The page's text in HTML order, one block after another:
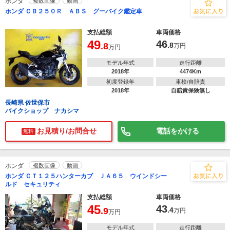
ホンダ ＣＢ２５０Ｒ ＡＢＳ グーバイク鑑定車
支払総額 車両価格
49.8万円 46.8万円
モデル年式
2018年
走行距離
4474Km
初度登録年
2018年
車検/自賠責
自賠責保険無し
長崎県 佐世保市
バイクショップ ナカシマ
無料 お見積り/お問合せ 電話をかける
ホンダ 複数画像 動画
ホンダ ＣＴ１２５ハンターカブ ＪＡ６５ ウインドシー
ルド セキュリティ
支払総額
車両価格
45.9万円 43.4万円
モデル年式 走行距離